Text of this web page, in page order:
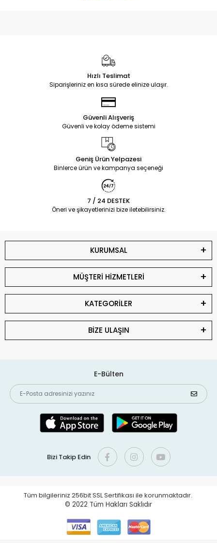
Hızlı Teslimat
Siparişleriniz en kısa sürede elinize ulaşır.
Güvenli Alışveriş
Güvenli ve kolay ödeme sistemi
Geniş Ürün Yelpazesi
Binlerce ürün ve kampanya seçeneği
7 / 24 DESTEK
Öneri ve şikayetlerinizi bize iletebilirsiniz.
KURUMSAL
MÜŞTERİ HİZMETLERİ
KATEGORİLER
BİZE ULAŞIN
E-Bülten
Bizi Takip Edin
Tüm bilgileriniz 256bit SSL Sertifikası ile korunmaktadır.
© 2022 Tüm Hakları Saklıdır